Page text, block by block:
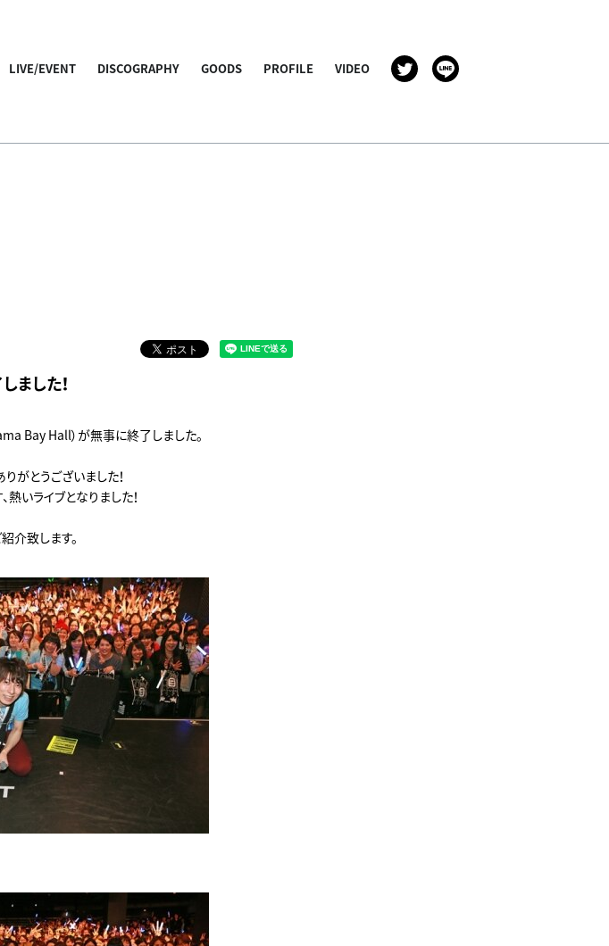
LIVE/EVENT DISCOGRAPHY GOODS PROFILE VIDEO
ました！
Bay Hall）が無事に終了しました。
がとうございました！
いライブとなりました！
介致します。